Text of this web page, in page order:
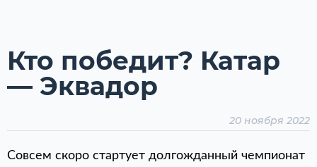
Кто победит? Катар
— Эквадор
20 ноября 2022
Совсем скоро стартует долгожданный чемпионат